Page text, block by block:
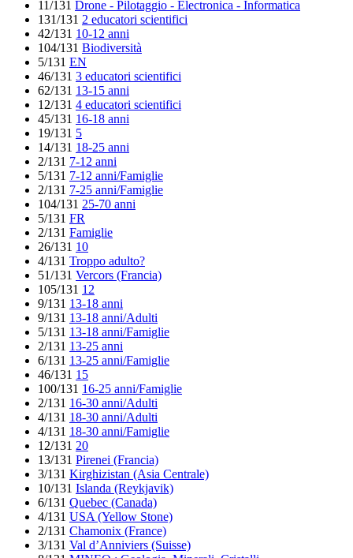
11/131 Drone - Pilotaggio - Electronica - Informatica
131/131 2 educatori scientifici
42/131 10-12 anni
104/131 Biodiversità
5/131 EN
46/131 3 educatori scientifici
62/131 13-15 anni
12/131 4 educatori scientifici
45/131 16-18 anni
19/131 5
14/131 18-25 anni
2/131 7-12 anni
5/131 7-12 anni/Famiglie
2/131 7-25 anni/Famiglie
104/131 25-70 anni
5/131 FR
2/131 Famiglie
26/131 10
4/131 Troppo adulto?
51/131 Vercors (Francia)
105/131 12
9/131 13-18 anni
9/131 13-18 anni/Adulti
5/131 13-18 anni/Famiglie
2/131 13-25 anni
6/131 13-25 anni/Famiglie
46/131 15
100/131 16-25 anni/Famiglie
2/131 16-30 anni/Adulti
4/131 18-30 anni/Adulti
4/131 18-30 anni/Famiglie
12/131 20
13/131 Pirenei (Francia)
3/131 Kirghizistan (Asia Centrale)
10/131 Islanda (Reykjavik)
6/131 Quebec (Canada)
4/131 USA (Yellow Stone)
2/131 Chamonix (France)
3/131 Val d’Anniviers (Suisse)